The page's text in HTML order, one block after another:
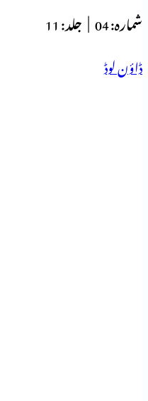
شمارہ: جلد:
ڈاؤن لوڈ